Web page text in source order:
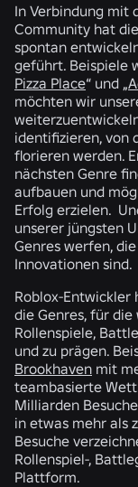
In Verbindung mit
Community hat
spontan
geführt. Beispiele
Pizza Place“ und
möchten wir
identifizieren, von
florieren werden.
nächsten Genre
aufbauen und
Erfolg erzielen.
unserer jüngsten
Genres werfen,
Innovationen sind.
Roblox-Entwickler
die Genres, für
Rollenspiele,
und zu prägen.
Brookhaven mit
teambasierte
Milliarden
in etwas mehr als
Besuche
Rollenspiel-,
Plattform.